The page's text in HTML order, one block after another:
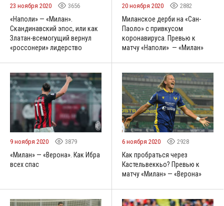
23 ноября 2020 3656
«Наполи» — «Милан».
Скандинавский эпос, или как
Златан-всемогущий вернул
«россонери» лидерство
20 ноября 2020 2882
Миланское дерби на «Сан-
Паоло» с привкусом
коронавируса. Превью к
матчу «Наполи» — «Милан»
9 ноября 2020 3879
«Милан» — «Верона». Как Ибра
всех спас
6 ноября 2020 2928
Как пробраться через
Кастельвеккьо? Превью к
матчу «Милан» — «Верона»